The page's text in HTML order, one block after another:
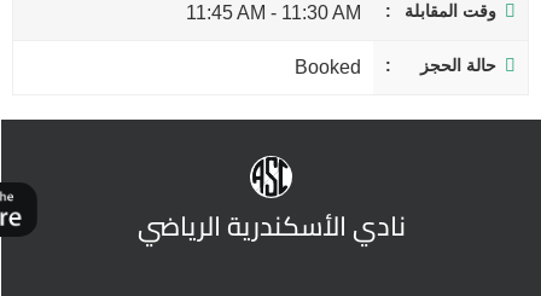
وقت المقابلة 11:30 AM
-
11:45 AM
حالة الحجز Booked
نادي الأسكندرية الرياضي